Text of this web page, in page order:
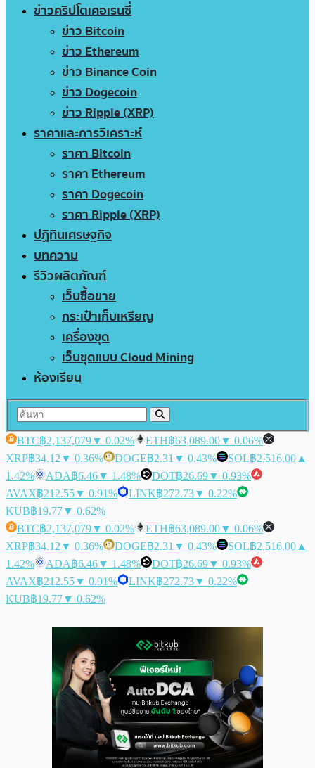
ข่าวคริปโตเคอเรนซี่
ข่าว Bitcoin
ข่าว Ethereum
ข่าว Binance Coin
ข่าว Dogecoin
ข่าว Ripple (XRP)
ราคาและการวิเคราะห์
ราคา Bitcoin
ราคา Ethereum
ราคา Dogecoin
ราคา Ripple (XRP)
ปฏิทินเศรษฐกิจ
บทความ
รีวิวผลิตภัณฑ์
เว็บซื้อขาย
กระเป๋าเก็บเหรียญ
เครื่องขุด
เว็บขุดแบบ Cloud Mining
ห้องเรียน
BTC฿2,137,079▼ 0.02% ETH฿63,089.00▼ 0.06%
XRP฿34.12 ▼ 0.36% DOGE฿2.31 ▼ 0.43% SOL฿2,516.00 ▲
1.42%
ADA฿6.46▼ 1.48% DOT฿26.69▼ 0.93%
AVAX฿212.55▼ 0.91% LINK฿272.73▼ 0.22%
KUB฿19.77▼ 0.62%
BTC฿2,137,079▼ 0.02% ETH฿63,089.00▼ 0.06%
XRP฿34.12 ▼ 0.36% DOGE฿2.31 ▼ 0.43% SOL฿2,516.00 ▲
1.42%
ADA฿6.46▼ 1.48% DOT฿26.69▼ 0.93%
AVAX฿212.55▼ 0.91% LINK฿272.73▼ 0.22%
KUB฿19.77▼ 0.62%